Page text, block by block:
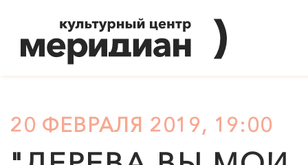
20 ФЕВРАЛЯ 2019, 19:00